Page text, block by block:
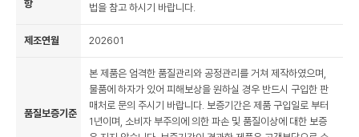
항
법을 참고 하시기 바랍니다.
제조연월 202601
품질보증기준
본 제품은 엄격한 품질관리와 공정관리를 거쳐 제작하였으며,
물품에 하자가 있어 피해보상을 원하실 경우 반드시 구입한 판
매처로 문의 주시기 바랍니다. 보증기간은 제품 구입일로 부터
1년이며, 소비자 부주의에 의한 파손 및 품질이상에 대한 보증